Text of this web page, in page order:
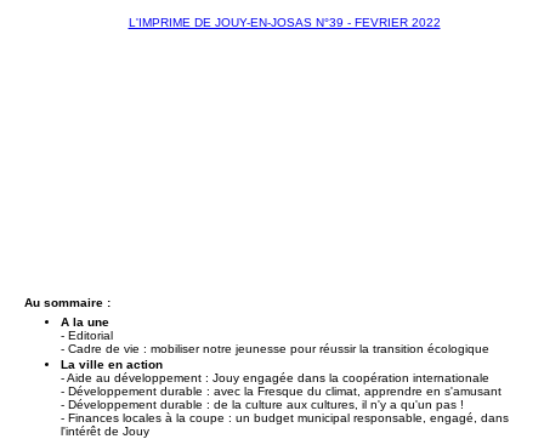
L'IMPRIME DE JOUY-EN-JOSAS N°39 - FEVRIER 2022
Au sommaire :
A la une
- Editorial
- Cadre de vie : mobiliser notre jeunesse pour réussir la transition écologique
La ville en action
- Aide au développement : Jouy engagée dans la coopération internationale
- Développement durable : avec la Fresque du climat, apprendre en s'amusant
- Développement durable : de la culture aux cultures, il n'y a qu'un pas !
- Finances locales à la coupe : un budget municipal responsable, engagé, dans
l'intérêt de Jouy